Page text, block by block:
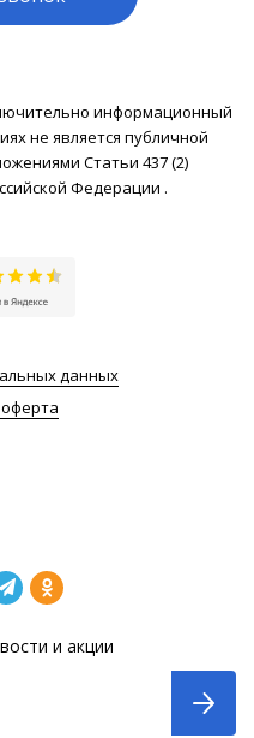
информационный
не является публичной
Статьи 437 (2)
Федерации .
данных
и акции